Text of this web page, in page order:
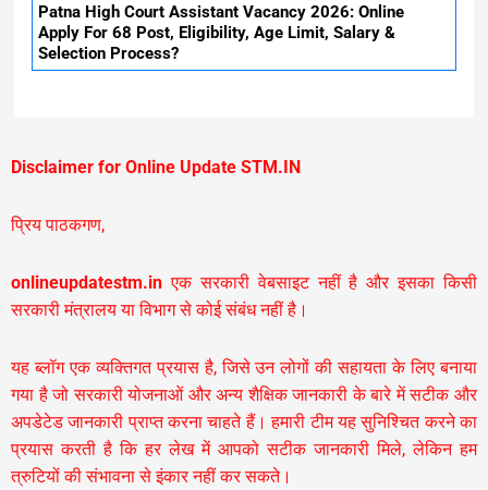
Patna High Court Assistant Vacancy 2026: Online
Apply For 68 Post, Eligibility, Age Limit, Salary &
Selection Process?
Disclaimer for Online Update STM.IN
प्रिय पाठकगण,
onlineupdatestm.in एक सरकारी वेबसाइट नहीं है और इसका किसी
सरकारी मंत्रालय या विभाग से कोई संबंध नहीं है।
यह ब्लॉग एक व्यक्तिगत प्रयास है, जिसे उन लोगों की सहायता के लिए बनाया
गया है जो सरकारी योजनाओं और अन्य शैक्षिक जानकारी के बारे में सटीक और
अपडेटेड जानकारी प्राप्त करना चाहते हैं। हमारी टीम यह सुनिश्चित करने का
प्रयास करती है कि हर लेख में आपको सटीक जानकारी मिले, लेकिन हम
त्रुटियों की संभावना से इंकार नहीं कर सकते।